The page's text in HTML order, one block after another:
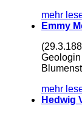
mehr
Emmy
Geologin
mehr
Hedwig